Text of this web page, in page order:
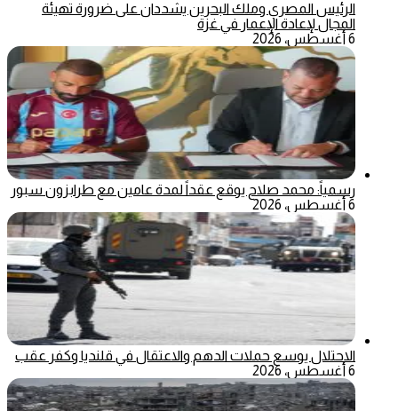
الرئيس المصري وملك البحرين يشددان على ضرورة تهيئة
المجال لإعادة الإعمار في غزة
6 أغسطس، 2026
رسمياً: محمد صلاح يوقع عقداً لمدة عامين مع طرابزون سبور
6 أغسطس، 2026
الاحتلال يوسع حملات الدهم والاعتقال في قلنديا وكفر عقب
6 أغسطس، 2026